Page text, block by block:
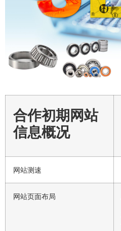
合作初期网站
信息概况
网站测速
网站页面布局